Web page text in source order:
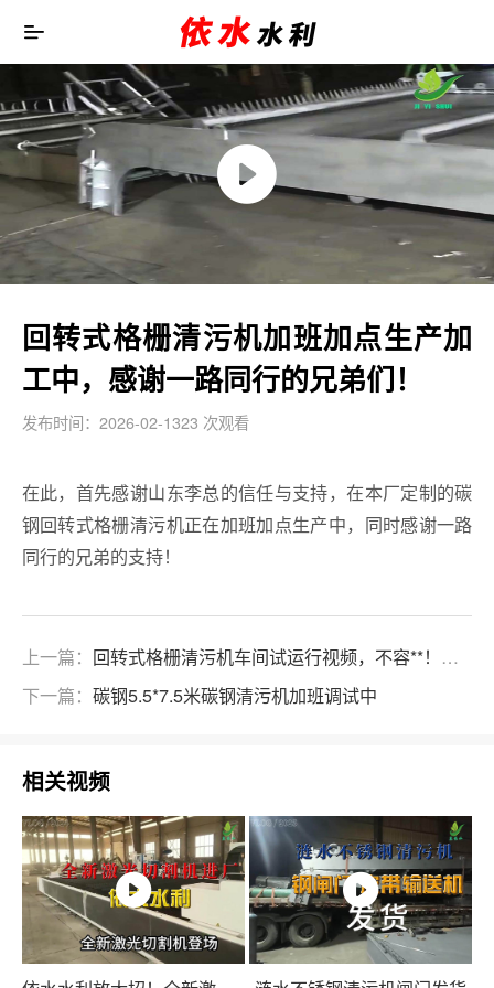
回转式格栅清污机加班加点生产加
工中，感谢一路同行的兄弟们！
发布时间：2026-02-1323 次观看
在此，首先感谢山东李总的信任与支持，在本厂定制的碳
钢回转式格栅清污机正在加班加点生产中，同时感谢一路
同行的兄弟的支持！
上一篇： 回转式格栅清污机车间试运行视频，不容**！！！
下一篇： 碳钢5.5*7.5米碳钢清污机加班调试中
相关视频